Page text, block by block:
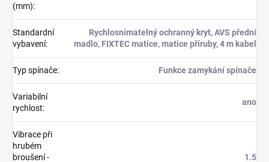
(mm):
Standardní
vybavení:
Rychlosnímatelný ochranný kryt, AVS přední
madlo, FIXTEC matice, matice příruby, 4 m kabel
Typ spínače: Funkce zamykání spínače
Variabilní
rychlost:
ano
Vibrace při
hrubém
broušení -
1.5